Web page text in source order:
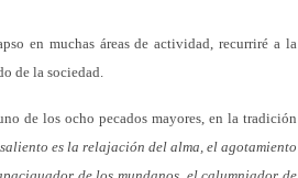
en muchas áreas de actividad, recurriré a la
de la sociedad.
de los ocho pecados mayores, en la tradición
es la relajación del alma, el agotamiento